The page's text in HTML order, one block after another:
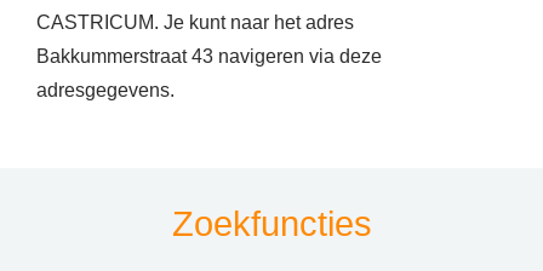
CASTRICUM. Je kunt naar het adres
Bakkummerstraat 43 navigeren via deze
adresgegevens.
Zoekfuncties